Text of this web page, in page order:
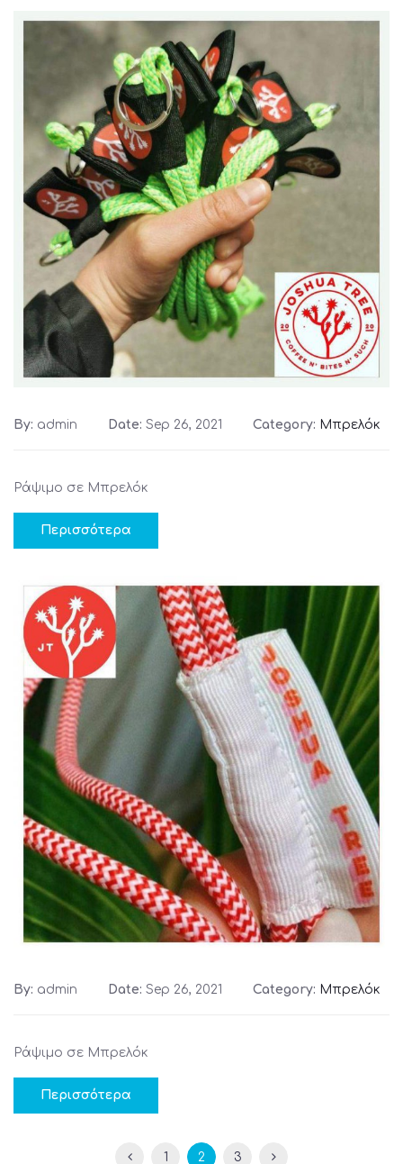
By: admin Date: Sep 26, 2021 Category: Μπρελόκ
Ράψιμο σε Μπρελόκ
Περισσότερα
By: admin Date: Sep 26, 2021 Category: Μπρελόκ
Ράψιμο σε Μπρελόκ
Περισσότερα
1 2 3